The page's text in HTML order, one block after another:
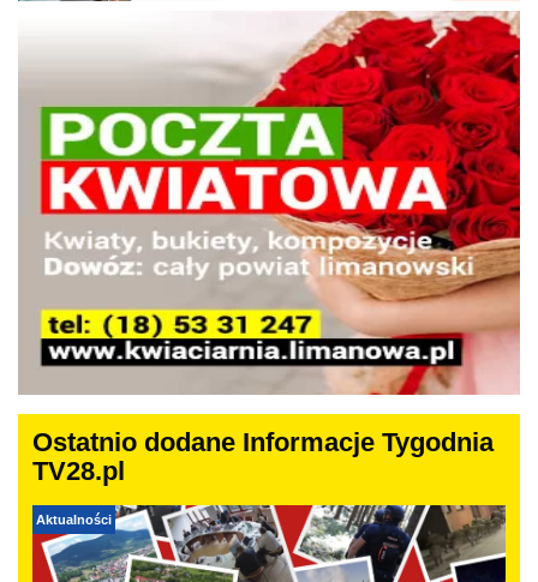
Ostatnio dodane Informacje Tygodnia
TV28.pl
Aktualności